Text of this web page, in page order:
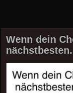
Wenn dein